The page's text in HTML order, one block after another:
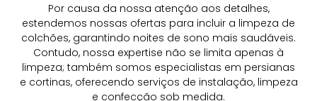
Por causa da nossa atenção aos detalhes,
estendemos nossas ofertas para incluir a limpeza de
colchões, garantindo noites de sono mais saudáveis.
Contudo, nossa expertise não se limita apenas à
limpeza; também somos especialistas em persianas
e cortinas, oferecendo serviços de instalação, limpeza
e confecção sob medida.